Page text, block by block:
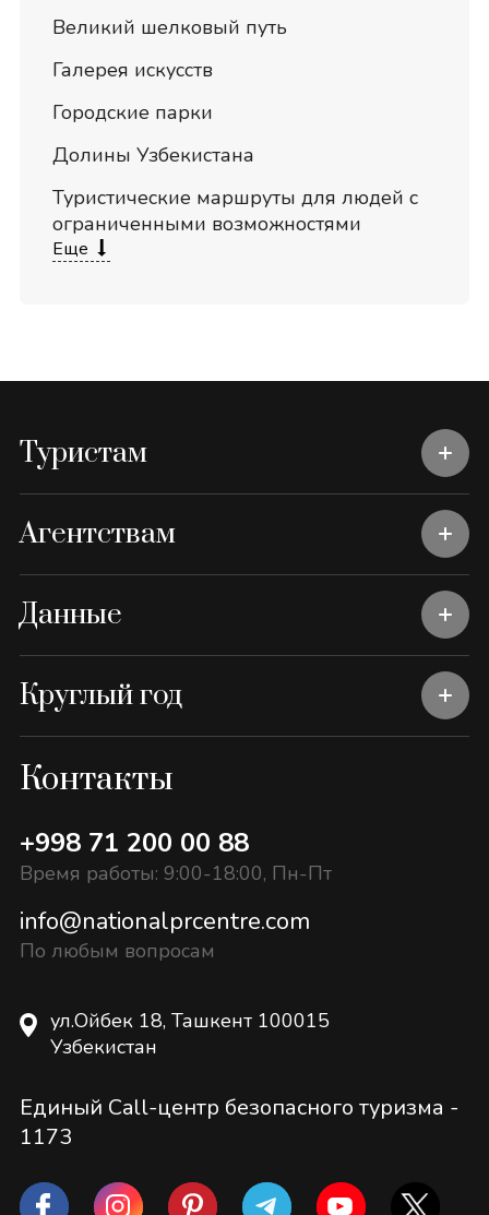
Великий шелковый путь
Галерея искусств
Городские парки
Долины Узбекистана
Туристические маршруты для людей с
ограниченными возможностями
Еще
Туристам
Агентствам
Данные
Круглый год
Контакты
+998 71 200 00 88
Время работы: 9:00-18:00, Пн-Пт
info@nationalprcentre.com
По любым вопросам
ул.Ойбек 18, Ташкент 100015
Узбекистан
Единый Call-центр безопасного туризма -
1173